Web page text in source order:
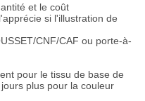
et le coût
si l'illustration de
CNF/CAF ou porte-à-
pour le tissu de base de
plus pour la couleur